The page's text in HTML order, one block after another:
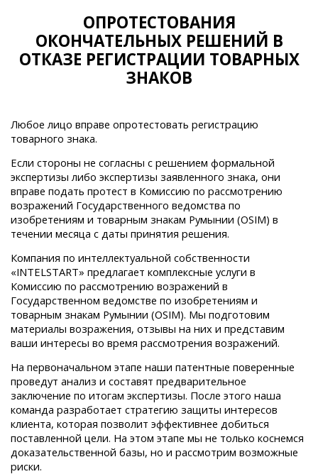
ОПРОТЕСТОВАНИЯ
ОКОНЧАТЕЛЬНЫХ РЕШЕНИЙ В
ОТКАЗЕ РЕГИСТРАЦИИ ТОВАРНЫХ
ЗНАКОВ
Любое лицо вправе опротестовать регистрацию
товарного знака.
Если стороны не согласны с решением формальной
экспертизы либо экспертизы заявленного знака, они
вправе подать протест в Комиссию по рассмотрению
возражений Государственного ведомства по
изобретениям и товарным знакам Румынии (OSIM) в
течении месяца с даты принятия решения.
Компания по интеллектуальной собственности
«INTELSTART» предлагает комплексные услуги в
Комиссию по рассмотрению возражений в
Государственном ведомстве по изобретениям и
товарным знакам Румынии (OSIM). Мы подготовим
материалы возражения, отзывы на них и представим
ваши интересы во время рассмотрения возражений.
На первоначальном этапе наши патентные поверенные
проведут анализ и составят предварительное
заключение по итогам экспертизы. После этого наша
команда разработает стратегию защиты интересов
клиента, которая позволит эффективнее добиться
поставленной цели. На этом этапе мы не только коснемся
доказательственной базы, но и рассмотрим возможные
риски.